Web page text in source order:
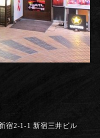
宿2-1-1 新宿三井ビル